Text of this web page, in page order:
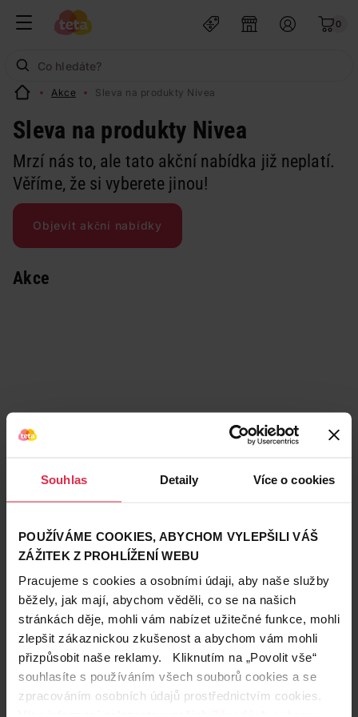
Souhlas Detaily Více o cookies
POUŽÍVÁME COOKIES, ABYCHOM VYLEPŠILI VÁŠ
ZÁŽITEK Z PROHLÍŽENÍ WEBU
Pracujeme s cookies a osobními údaji, aby naše služby
běžely, jak mají, abychom věděli, co se na našich
stránkách děje, mohli vám nabízet užitečné funkce, mohli
zlepšit zákaznickou zkušenost a abychom vám mohli
přizpůsobit naše reklamy. Kliknutím na „Povolit vše“
souhlasíte s používáním všech souborů cookies a se
zpracováním osobních údajů prostřednictvím cookies.
0
Akce Sleva na produkty Nivea
Sleva na produkty Nivea
Mrzí nás to, ale tato akční nabídka již neplatí.
Věříme, že si vyberete jinou!
Objevit akční nabídky
Akce
Teta prodejny a služby